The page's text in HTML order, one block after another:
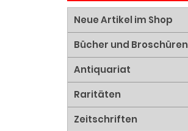
Neue Artikel im Shop
Bücher und Broschüren
Antiquariat
Raritäten
Zeitschriften